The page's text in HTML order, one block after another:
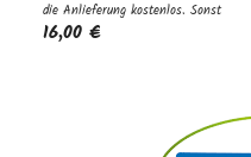
die Anlieferung kostenlos. Sonst
16,00 €